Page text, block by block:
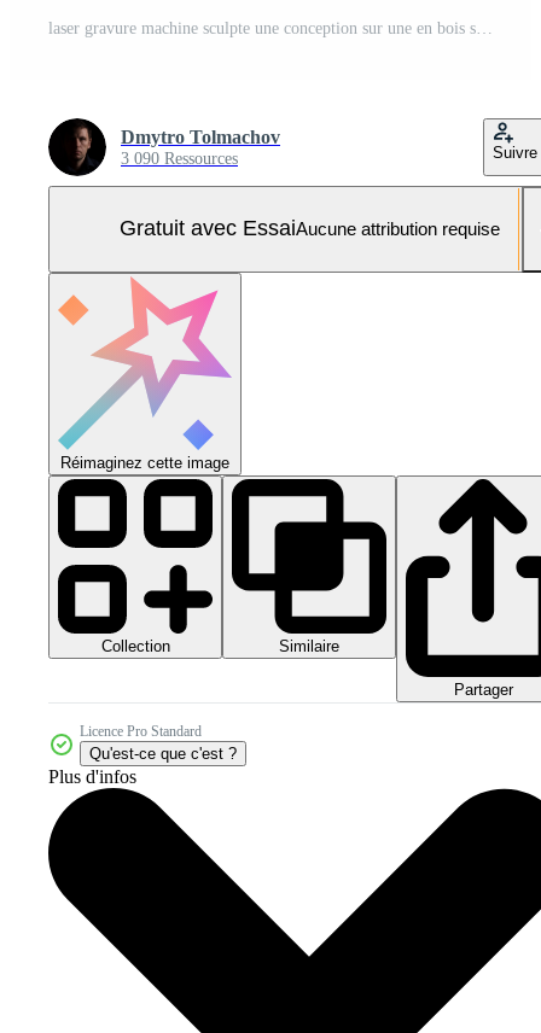
Dmytro Tolmachov
3 090 Ressources Suivre
Gratuit avec EssaiAucune attribution requise
Réimaginez cette image
Collection Similaire
Partager
Licence Pro Standard
Qu'est-ce que c'est ?
Plus d'infos